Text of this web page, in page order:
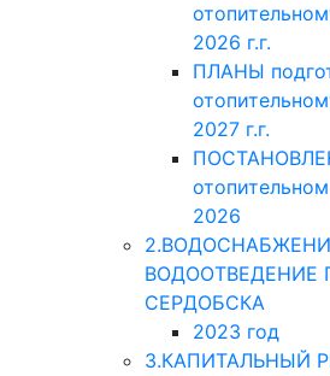
2026 г.г.
ПЛАНЫ
2027 г.г.
2026
ВОДООТВЕДЕНИЕ
СЕРДОБСКА
2023 год
3.КАПИТАЛЬНЫЙ